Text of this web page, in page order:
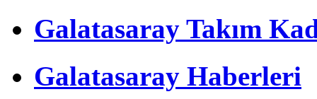
Galatasaray Takım
Galatasaray Haberleri